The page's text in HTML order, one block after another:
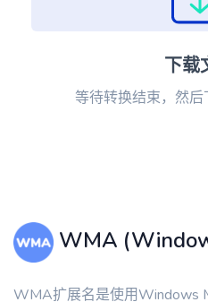
下载
等待转换结束，然
WMA
WMA扩展名是使用Windows